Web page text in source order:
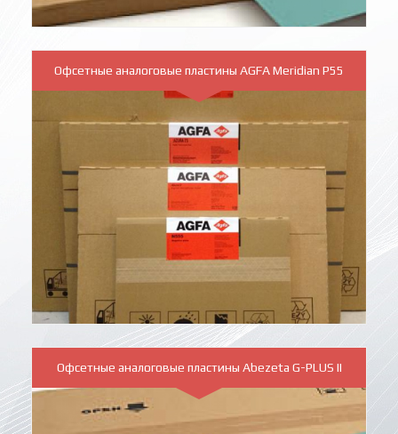
Офсетные аналоговые пластины AGFA Meridian P55
Офсетные аналоговые пластины Abezeta G-PLUS II